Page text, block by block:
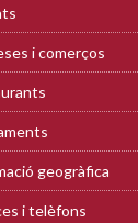
i comerços
geogràfica
i telèfons